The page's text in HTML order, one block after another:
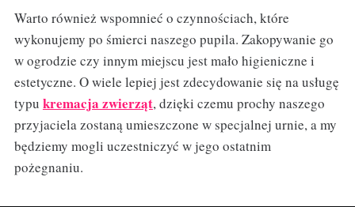
Warto również wspomnieć o czynnościach, które
wykonujemy po śmierci naszego pupila. Zakopywanie go
w ogrodzie czy innym miejscu jest mało higieniczne i
estetyczne. O wiele lepiej jest zdecydowanie się na usługę
typu kremacja zwierząt, dzięki czemu prochy naszego
przyjaciela zostaną umieszczone w specjalnej urnie, a my
będziemy mogli uczestniczyć w jego ostatnim
pożegnaniu.